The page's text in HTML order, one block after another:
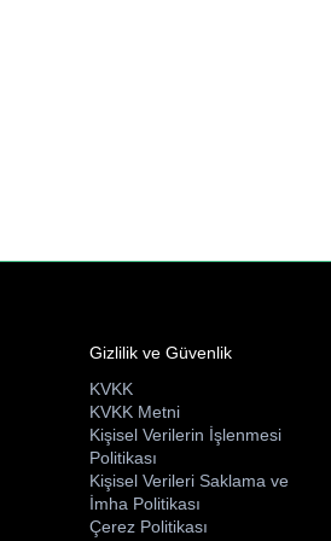
Gizlilik ve Güvenlik
KVKK
KVKK Metni
Kişisel Verilerin İşlenmesi
Politikası
Kişisel Verileri Saklama ve
İmha Politikası
Çerez Politikası